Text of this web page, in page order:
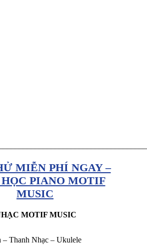
MIỄN PHÍ NGAY –
PIANO MOTIF
MUSIC
MOTIF MUSIC
– Thanh Nhạc – Ukulele